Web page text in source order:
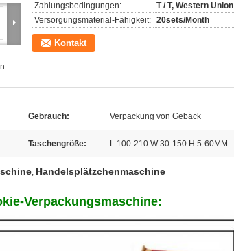
Zahlungsbedingungen:
T / T, Western Union
Versorgungsmaterial-Fähigkeit: 20sets/Month
Kontakt
Gebrauch: Verpackung von Gebäck
Taschengröße: L:100-210 W:30-150 H:5-60MM
, Handelsplätzchenmaschine
Verpackungsmaschine: